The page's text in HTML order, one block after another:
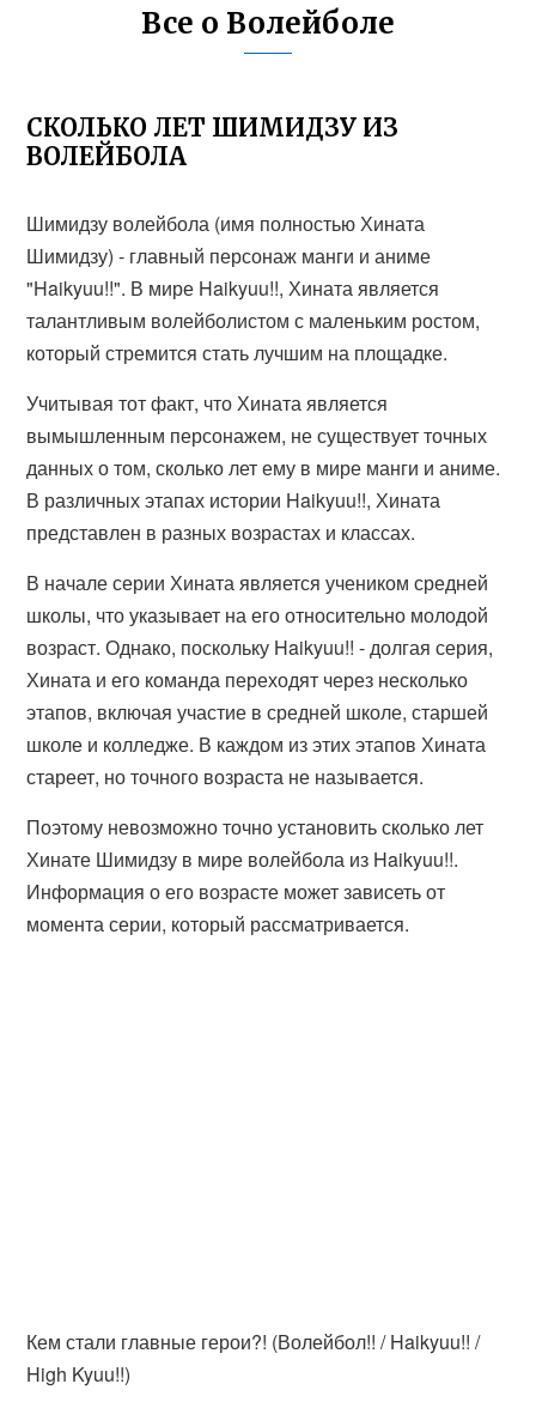
Все о Волейболе
СКОЛЬКО ЛЕТ ШИМИДЗУ ИЗ
ВОЛЕЙБОЛА
Шимидзу волейбола (имя полностью Хината
Шимидзу) - главный персонаж манги и аниме
"Haikyuu!!". В мире Haikyuu!!, Хината является
талантливым волейболистом с маленьким ростом,
который стремится стать лучшим на площадке.
Учитывая тот факт, что Хината является
вымышленным персонажем, не существует точных
данных о том, сколько лет ему в мире манги и аниме.
В различных этапах истории Haikyuu!!, Хината
представлен в разных возрастах и классах.
В начале серии Хината является учеником средней
школы, что указывает на его относительно молодой
возраст. Однако, поскольку Haikyuu!! - долгая серия,
Хината и его команда переходят через несколько
этапов, включая участие в средней школе, старшей
школе и колледже. В каждом из этих этапов Хината
стареет, но точного возраста не называется.
Поэтому невозможно точно установить сколько лет
Хинате Шимидзу в мире волейбола из Haikyuu!!.
Информация о его возрасте может зависеть от
момента серии, который рассматривается.
Кем стали главные герои?! (Волейбол!! / Haikyuu!! /
High Kyuu!!)